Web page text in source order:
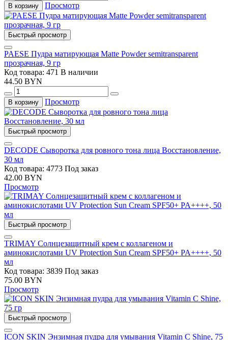
В корзину Просмотр
Быстрый просмотр
PAESE Пудра матирующая Matte Powder semitransparent
прозрачная, 9 гр
Код товара: 471 В наличии
44.50 BYN
В корзину Просмотр
Быстрый просмотр
DECODE Сыворотка для ровного тона лица Восстановление,
30 мл
Код товара: 4773 Под заказ
42.00 BYN
Просмотр
Быстрый просмотр
TRIMAY Солнцезащитный крем с коллагеном и
аминокислотами UV Protection Sun Cream SPF50+ PA++++, 50
мл
Код товара: 3839 Под заказ
75.00 BYN
Просмотр
Быстрый просмотр
ICON SKIN Энзимная пудра для умывания Vitamin C Shine, 75